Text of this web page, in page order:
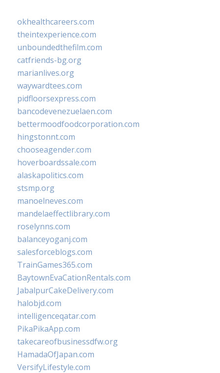
okhealthcareers.com
theintexperience.com
unboundedthefilm.com
catfriends-bg.org
marianlives.org
waywardtees.com
pidfloorsexpress.com
bancodevenezuelaen.com
bettermoodfoodcorporation.com
hingstonnt.com
chooseagender.com
hoverboardssale.com
alaskapolitics.com
stsmp.org
manoelneves.com
mandelaeffectlibrary.com
roselynns.com
balanceyoganj.com
salesforceblogs.com
TrainGames365.com
BaytownEvaCationRentals.com
JabalpurCakeDelivery.com
halobjd.com
intelligenceqatar.com
PikaPikaApp.com
takecareofbusinessdfw.org
HamadaOfJapan.com
VersifyLifestyle.com